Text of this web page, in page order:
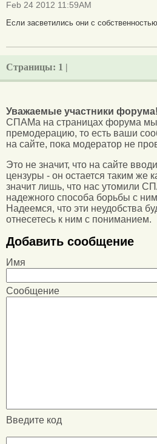
Feb 24 2012 11:59AM
Если засветились они с
Страницы: 1 |
Уважаемые участники форума!
СПАМа на страницах форума
премодерацию, то есть ваши
на сайте, пока модератор не
Это не значит, что на сайте
цензуры - он остается таким же
значит лишь, что нас утомили
надежного способа борьбы с
Надеемся, что эти неудобства
отнесетесь к ним с пониманием.
Добавить сообщение
Имя
Сообщение
Введите код